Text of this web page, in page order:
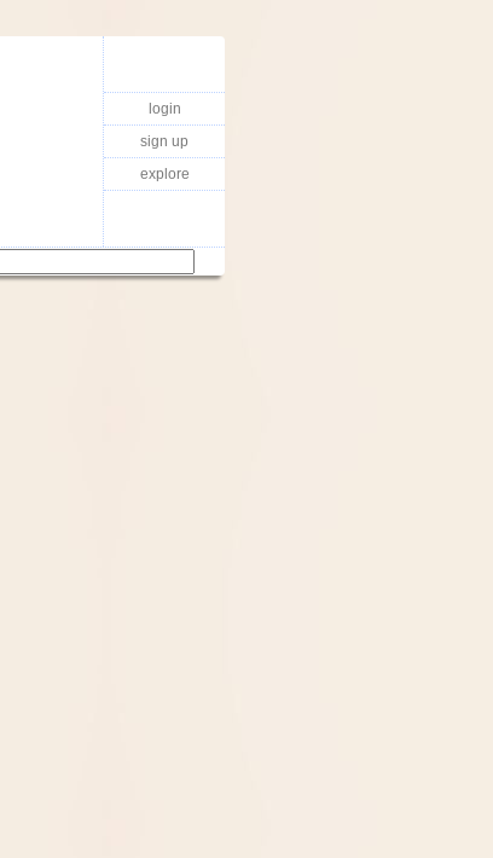
login
sign up
explore